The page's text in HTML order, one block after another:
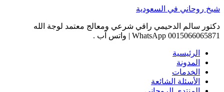
Skip
content
شيخ روحاني في السعودية
دكتور سالم الدحيمي راقي شرعي ومعالج معتمد لوجة الله
0015066065871 WhatsApp | واتس آب .
الرئيسية
المدونة
الخدمات
الأسئلة الشائعة